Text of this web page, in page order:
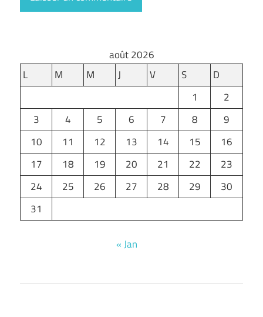
août 2026
L
M M J V S
D
1
2
3
4 5 6 7 8
9
10
11 12 13 14 15
16
17
18 19 20 21 22
23
24
25 26 27 28 29
30
31
« Jan